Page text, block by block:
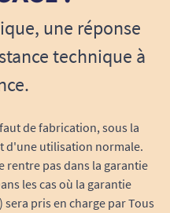
longue
tâches, le tapis de
simplement avec un
au fil du temps.
substances
(sans latex ni
une réponse
technique à
de fabrication, sous la
d'une utilisation normale.
pas dans la garantie
les cas où la garantie
pris en charge par Tous